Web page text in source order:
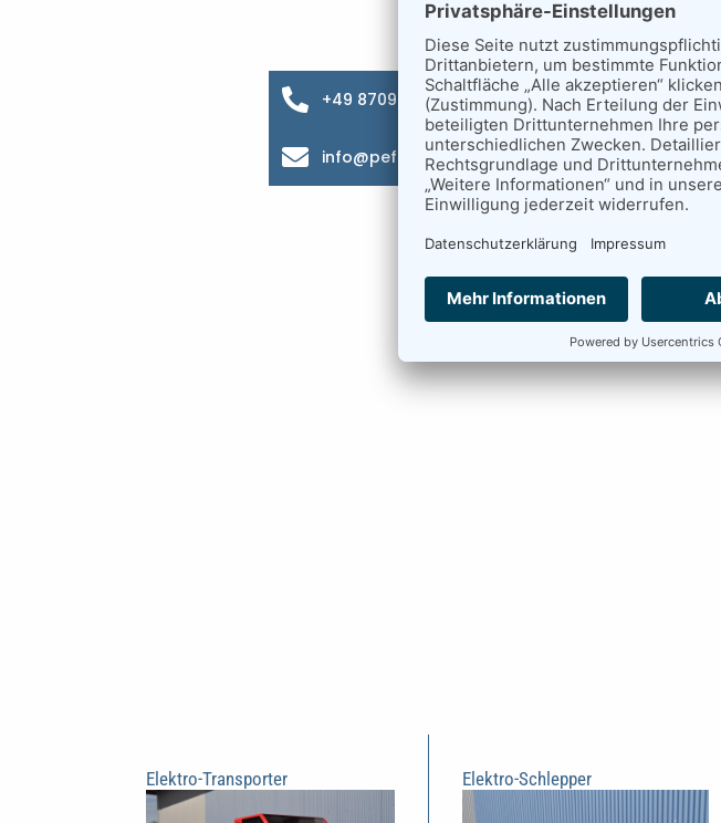
Elektro-Transporter Elektro-Schlepper
+49 8709 9216-0
info@pefra.net